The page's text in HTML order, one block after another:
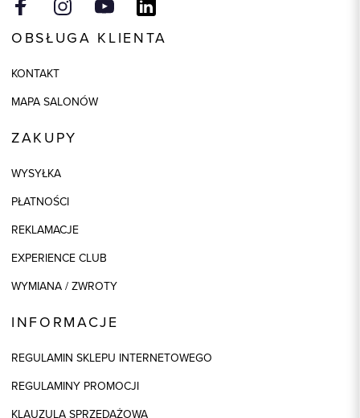
OBSŁUGA KLIENTA
KONTAKT
MAPA SALONÓW
ZAKUPY
WYSYŁKA
PŁATNOŚCI
REKLAMACJE
EXPERIENCE CLUB
WYMIANA / ZWROTY
INFORMACJE
REGULAMIN SKLEPU INTERNETOWEGO
REGULAMINY PROMOCJI
KLAUZULA SPRZEDAŻOWA